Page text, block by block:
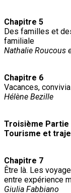
Chapitre 5
Des familles et
familiale
Nathalie Roucous
Chapitre 6
Vacances,
Hélène Bezille
Troisième Partie
Tourisme et
Chapitre 7
Être là. Les
entre expérience
Giulia Fabbiano